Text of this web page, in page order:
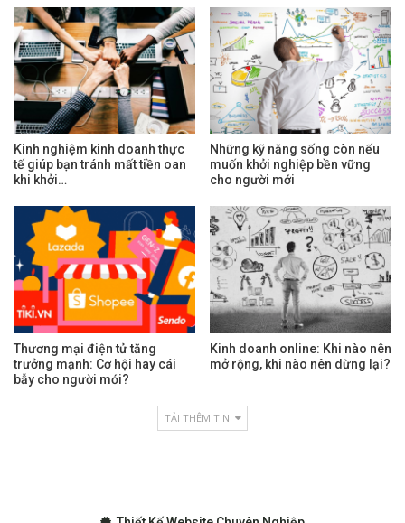
Kinh nghiệm kinh doanh thực
tế giúp bạn tránh mất tiền oan
khi khởi…
Những kỹ năng sống còn nếu
muốn khởi nghiệp bền vững
cho người mới
Thương mại điện tử tăng
trưởng mạnh: Cơ hội hay cái
bẫy cho người mới?
Kinh doanh online: Khi nào nên
mở rộng, khi nào nên dừng lại?
TẢI THÊM TIN